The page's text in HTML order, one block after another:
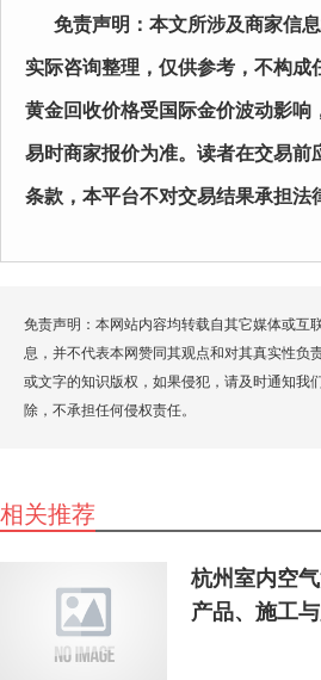
免责声明：本文所涉及商家信
实际咨询整理，仅供参考，不构成
黄金回收价格受国际金价波动影响
易时商家报价为准。读者在交易前
条款，本平台不对交易结果承担法
免责声明：本网站内容均转载自其它媒体或互
息，并不代表本网赞同其观点和对其真实性负
或文字的知识版权，如果侵犯，请及时通知我
除，不承担任何侵权责任。
相关推荐
杭州室内空
产品、施工